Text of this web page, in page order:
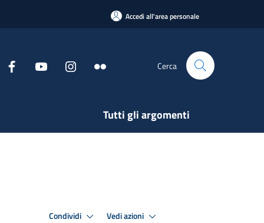
Accedi all'area personale
Cerca
Tutti gli argomenti
Condividi Vedi azioni